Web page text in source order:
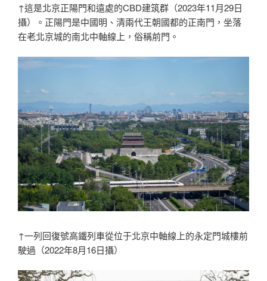
↑這是北京正陽門和遠處的CBD建筑群（2023年11月29日
攝）。正陽門是中國明、清兩代王朝國都的正南門，坐落
在老北京城的南北中軸線上，俗稱前門。
↑一列回復號高鐵列車從位于北京中軸線上的永定門城樓前
駛過（2022年8月16日攝）